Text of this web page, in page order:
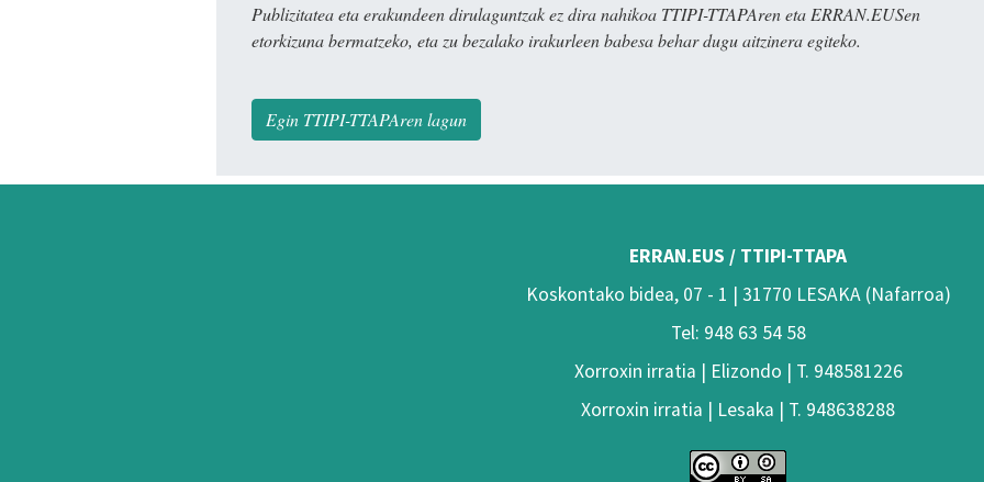
Publizitatea eta erakundeen dirulaguntzak ez dira nahikoa TTIPI-TTAPAren eta ERRAN.EUSen
etorkizuna bermatzeko, eta zu bezalako irakurleen babesa behar dugu aitzinera egiteko.
Egin TTIPI-TTAPAren lagun
ERRAN.EUS / TTIPI-TTAPA
Koskontako bidea, 07 - 1 | 31770 LESAKA (Nafarroa)
Tel: 948 63 54 58
Xorroxin irratia | Elizondo | T. 948581226
Xorroxin irratia | Lesaka | T. 948638288